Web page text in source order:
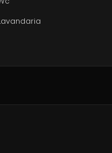
ímpar a quem